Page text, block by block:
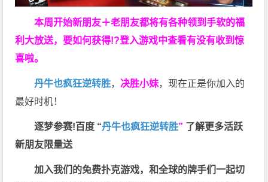
本周开始新朋友＋老朋友都将有各种领到手软的福
利大放送，要如何获得!?登入游戏中查看有没有收到惊
喜啦。
丹牛也疯狂逆转胜， 决胜小妹，现在正是你加入的
最好时机！
逐梦参赛!百度 “丹牛也疯狂逆转胜” 了解更多活跃
新朋友限量送
加入我们的免费扑克游戏，和全球的牌手们一起切